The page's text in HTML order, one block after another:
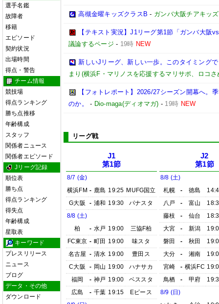
選手名鑑
故障者
移籍
エピソード
契約状況
出場時間
得点・警告
チーム情報
競技場
得点ランキング
勝ち点推移
年齢構成
スタッフ
関係者ニュース
関係者エピソード
Jリーグ記録
順位表
勝ち点
得点ランキング
得失点
年齢構成
星取表
キーワード
プレスリリース
ニュース
ブログ
データ・その他
ダウンロード
高槻金曜キッズクラスB - ガンバ大阪チアキッ
【テキスト実況】J1リーグ第1節「ガンバ大阪
議論するページ - 19時 NEW
新しいJリーグ、新しい一歩。このタイミング
まり(横浜F・マリノスを応援するマリサポ、ロコ
【フォトレポート】2026/27シーズン開幕へ。
のか。
- Dio-maga(ディオマガ) - 19時 NEW
リーグ戦
J1
第1節
8/7 (金)
横浜FM - 鹿島 19:25 MUFG国立
G大阪
- 浦和 19:30
パナスタ
8/8 (土)
柏
- 水戸 19:00
三協F柏
FC東京 - 町田 19:00
味スタ
名古屋 - 清水 19:00
豊田ス
C大阪
- 岡山 19:00
ハナサカ
福岡
- 神戸 19:00
ベススタ
広島
- 千葉 19:15
Eピース
J2
第1節
8/8 (土)
札幌
- 徳島
八戸
- 富山
藤枝
- 仙台
大宮
- 新潟
磐田
- 秋田
大分
- 湘南
宮崎
- 横浜FC
鳥栖
- 甲府
8/9 (日)